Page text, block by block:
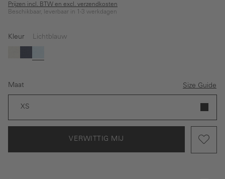
Prijzen incl. BTW en excl. verzendkosten
Beschikbaar, leverbaar in 1-3 werkdagen
Kleur Lichtblauw
WitDonkerblauw
Lichtblauw
Maat Size Guide
XS
VERWITTIG MIJ